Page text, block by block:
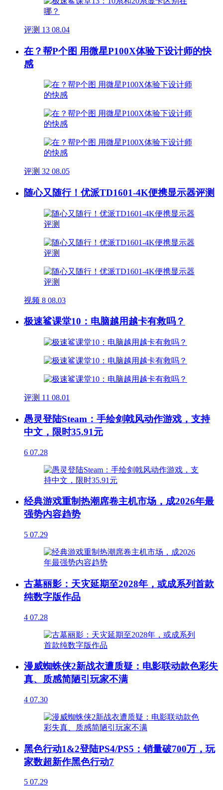
评测 13 08.04
在？帮P个图 用微星P100X体验下设计师的快
感
评测 32 08.05
随心又随行！优派TD1601-4K便携显示器评测
视频 8 08.03
极速鲨课堂10：电脑越用越卡有救吗？
评测 11 08.01
愚灵登陆Steam：手绘剑戟风动作游戏，支持
中文，限时35.91元
6 07.28
经典游戏重制热潮席卷主机市场，成2026年最
强势内容趋势
5 07.29
古墓丽影：天灾延期至2028年，或成系列首款
纯数字版作品
4 07.28
漫威蜘蛛侠2新战衣遭质疑：电影联动款色彩失
真、质感简陋引玩家不满
4 07.30
黑色行动1&2登陆PS4/PS5：销量破700万，玩
家数超新作黑色行动7
5 07.29